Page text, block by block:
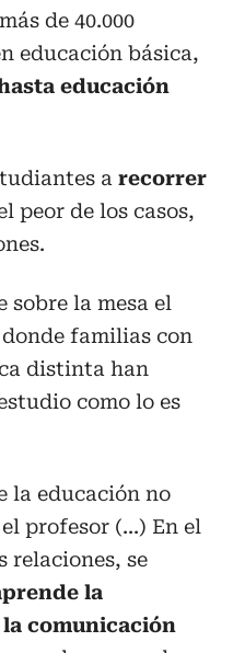
de 40.000
educación básica,
educación
a recorrer
peor de los casos,
la mesa el
familias con
distinta han
como lo es
la educación no
profesor (...) En el
relaciones, se
la
comunicación